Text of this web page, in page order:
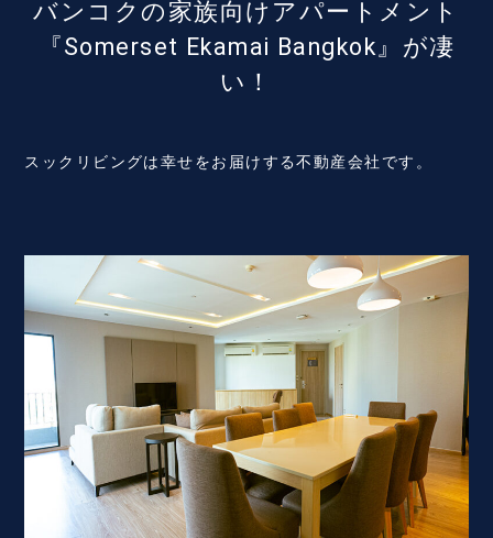
バンコクの家族向けアパートメント
『Somerset Ekamai Bangkok』が凄
い！
スックリビングは幸せをお届けする不動産会社です。